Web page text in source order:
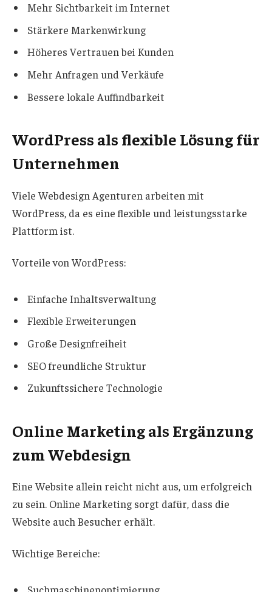
Mehr Sichtbarkeit im Internet
Stärkere Markenwirkung
Höheres Vertrauen bei Kunden
Mehr Anfragen und Verkäufe
Bessere lokale Auffindbarkeit
WordPress als flexible Lösung für
Unternehmen
Viele Webdesign Agenturen arbeiten mit
WordPress, da es eine flexible und leistungsstarke
Plattform ist.
Vorteile von WordPress:
Einfache Inhaltsverwaltung
Flexible Erweiterungen
Große Designfreiheit
SEO freundliche Struktur
Zukunftssichere Technologie
Online Marketing als Ergänzung
zum Webdesign
Eine Website allein reicht nicht aus, um erfolgreich
zu sein. Online Marketing sorgt dafür, dass die
Website auch Besucher erhält.
Wichtige Bereiche: